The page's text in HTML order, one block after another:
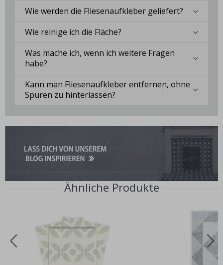
Wie werden die Fliesenaufkleber geliefert?
Wie reinige ich die Fläche?
Was mache ich, wenn ich weitere Fragen
habe?
Kann man Fliesenaufkleber entfernen, ohne
Spuren zu hinterlassen?
Ähnliche Produkte